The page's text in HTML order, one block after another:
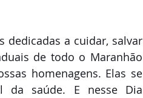
dedicadas a cuidar, salvar
de todo o Maranhão
homenagens. Elas se
da saúde. E nesse Dia